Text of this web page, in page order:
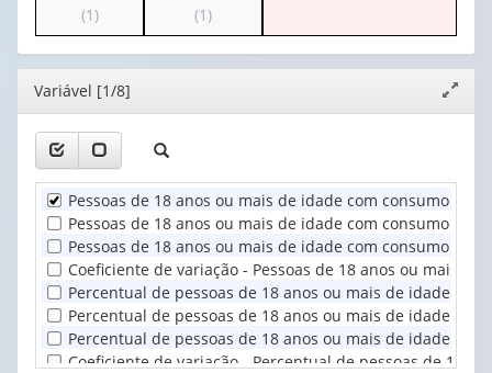
1
valor):
força
de
trabal...
(1)
cabeçalho
(possui
apenas
1
Unidade
Territorial
(1)
(1)
cabeçalho
(possui
do
domicílio
(1)
(1)
Editor
janela
Variável [1/8]
Pessoas de 18 anos ou mais de idade com consumo
Pessoas de 18 anos ou mais de idade com consumo
Pessoas de 18 anos ou mais de idade com consumo
Coeficiente de variação - Pessoas de 18 anos ou mais
Percentual de pessoas de 18 anos ou mais de idade
Percentual de pessoas de 18 anos ou mais de idade
Percentual de pessoas de 18 anos ou mais de idade
Coeficiente de variação - Percentual de pessoas de 18